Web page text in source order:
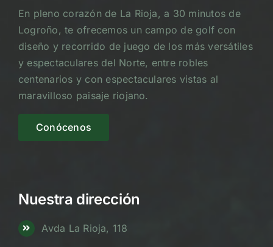
En pleno corazón de La Rioja, a 30 minutos de
Logroño, te ofrecemos un campo de golf con
diseño y recorrido de juego de los más versátiles
y espectaculares del Norte, entre robles
centenarios y con espectaculares vistas al
maravilloso paisaje riojano.
Conócenos
Nuestra dirección
Avda La Rioja, 118